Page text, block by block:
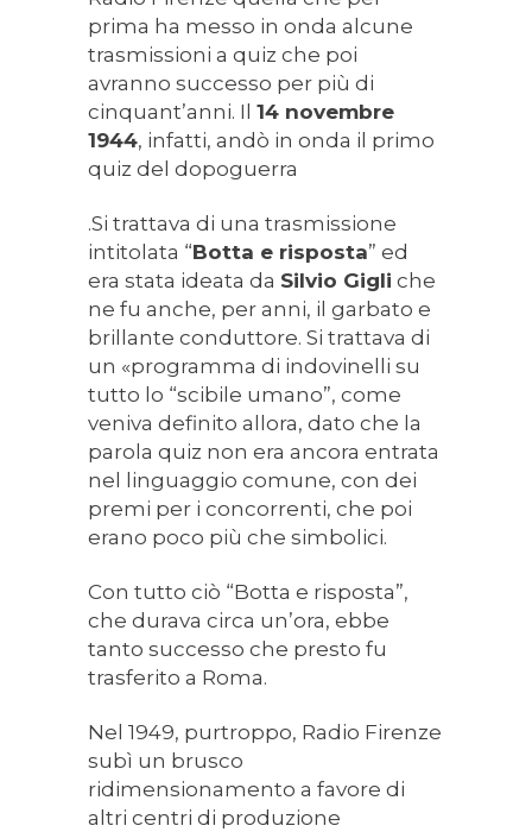
prima ha messo in onda alcune
trasmissioni a quiz che poi
avranno successo per più di
cinquant’anni. Il 14 novembre
1944, infatti, andò in onda il primo
quiz del dopoguerra
.Si trattava di una trasmissione
intitolata “Botta e risposta” ed
era stata ideata da Silvio Gigli che
ne fu anche, per anni, il garbato e
brillante conduttore. Si trattava di
un «programma di indovinelli su
tutto lo “scibile umano”, come
veniva definito allora, dato che la
parola quiz non era ancora entrata
nel linguaggio comune, con dei
premi per i concorrenti, che poi
erano poco più che simbolici.
Con tutto ciò “Botta e risposta”,
che durava circa un’ora, ebbe
tanto successo che presto fu
trasferito a Roma.
Nel 1949, purtroppo, Radio Firenze
subì un brusco
ridimensionamento a favore di
altri centri di produzione